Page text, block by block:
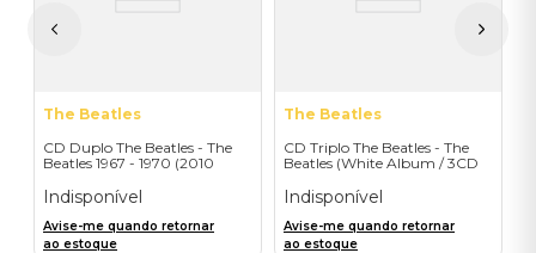
The Beatles
CD Duplo The Beatles - The
Beatles 1967 - 1970 (2010
Importado
Indisponível
Avise-me quando retornar
ao estoque
The Beatles
CD Triplo The Beatles - The
Beatles (White Album / 3CD
Indisponível
Avise-me quando retornar
ao estoque